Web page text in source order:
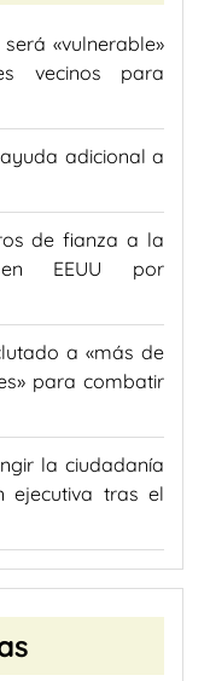
«vulnerable»
vecinos para
adicional a
de fianza a la
en EEUU por
a «más de
para combatir
la ciudadanía
ejecutiva tras el